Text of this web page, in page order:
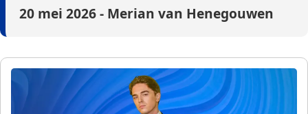
20 mei 2026 - Merian van Henegouwen